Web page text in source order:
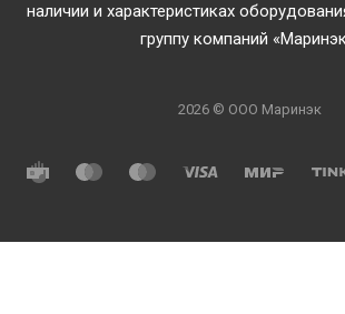
наличии и характеристиках
группу компаний
2026 © ООО Маринэк